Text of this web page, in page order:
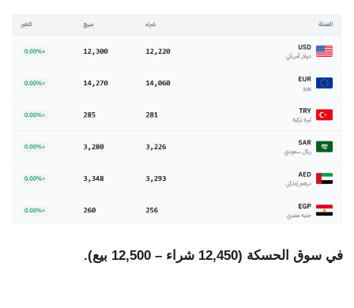
في سوق الحسكة (12,450 شراء – 12,500 بيع).